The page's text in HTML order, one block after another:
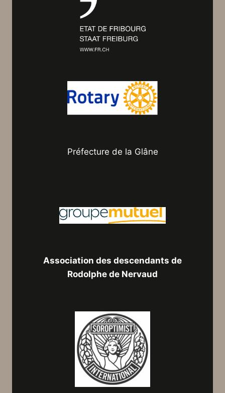
Préfecture de la Glâne
Association des descendants de
Rodolphe de Nervaud